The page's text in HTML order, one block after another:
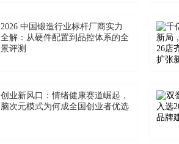
2026 中国锻造行业标杆厂商实力
全解：从硬件配置到品控体系的全
景评测
创业新风口：情绪健康赛道崛起，
脑次元模式为何成全国创业者优选